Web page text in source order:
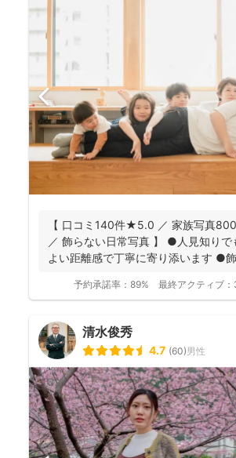
【 口コミ140件★5.0 ／ 家族写真
／ 飾らない日常写真 】 ●人見知り
よい距離感で丁寧に寄り添います ●
予約承諾率： 89% 最終アクティブ：
清水俊秀
4.7 (60)男性